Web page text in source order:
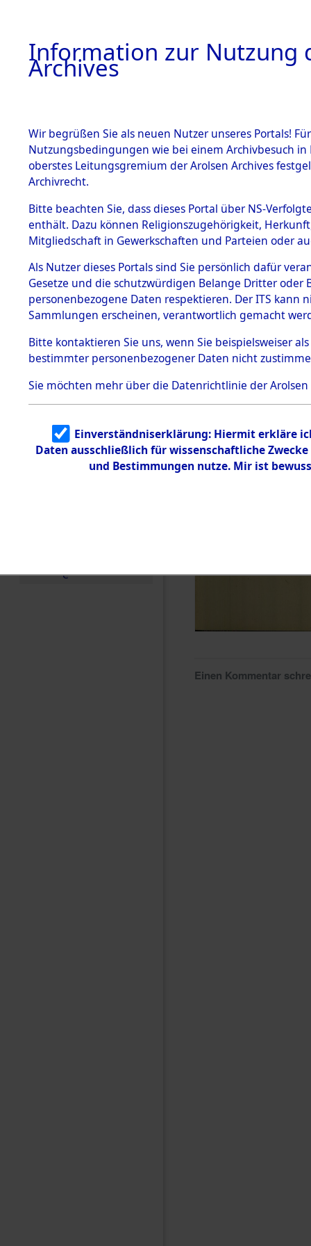
BESTÄNDE
1.
mente
5. Verschiedenes
5.3
Todesmärsche
5.3.1 Alliierte
Erhebungen
zu
Todesmärsch
en
5.3.2
Identifizierun
g
5.3.3
Todesmärsch
e
Einen Kommentar
Information zur Nutzung
Archives
Wir begrüßen Sie als neuen Nutzer unseres Portals!
Nutzungsbedingungen wie bei einem Archivbesuch
oberstes Leitungsgremium der Arolsen Archives
Archivrecht.
Bitte beachten Sie, dass dieses Portal über NS-
enthält. Dazu können Religionszugehörigkeit,
Mitgliedschaft in Gewerkschaften und Parteien oder
Als Nutzer dieses Portals sind Sie persönlich dafür
Gesetze und die schutzwürdigen Belange Dritter
personenbezogene Daten respektieren. Der ITS
Sammlungen erscheinen, verantwortlich gemacht
Bitte kontaktieren Sie uns, wenn Sie beispielsweiser
bestimmter personenbezogener Daten nicht
Sie möchten mehr über die Datenrichtlinie der Arolsen
Einverständniserklärung: Hiermit erkläre
Daten ausschließlich für wissenschaftliche
und Bestimmungen nutze. Mir ist